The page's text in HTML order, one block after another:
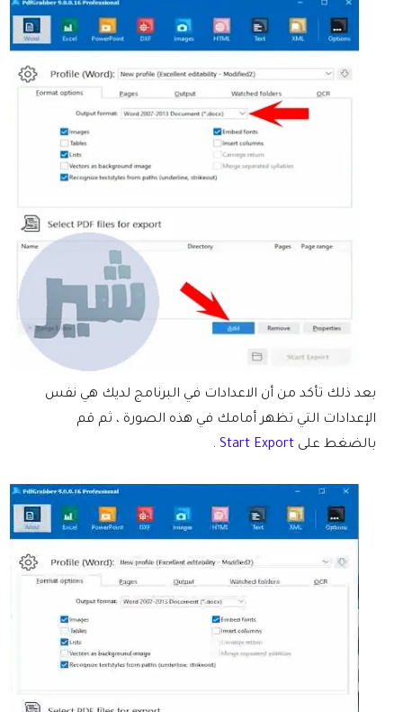
بعد ذلك تأكد من أن الاعدادات في البرنامج لديك هي نفس
الإعدادات التي تظهر أمامك في هذه الصورة ، ثم قم
بالضغط علىStart Export
.